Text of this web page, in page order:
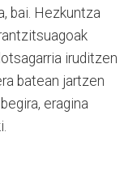
bai. Hezkuntza
iruditzen
batean jartzen
eragina